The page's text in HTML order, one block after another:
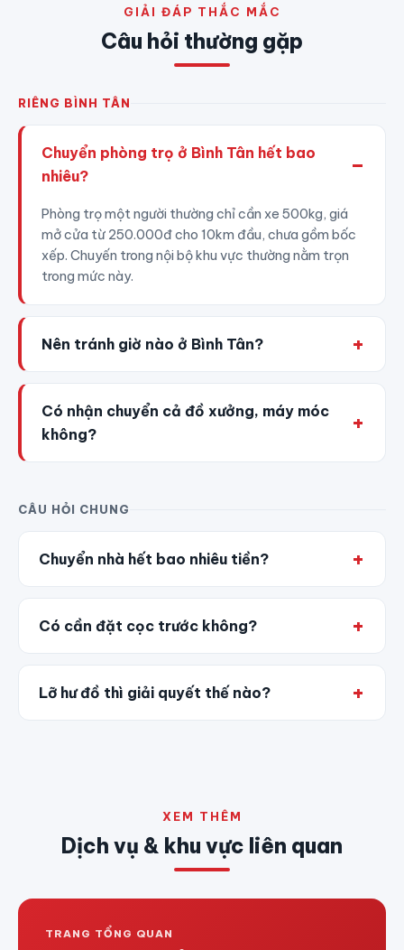
GIẢI ĐÁP THẮC MẮC
Câu hỏi thường gặp
RIÊNG BÌNH TÂN
Chuyển phòng trọ ở Bình Tân hết bao
nhiêu?
Phòng trọ một người thường chỉ cần xe 500kg, giá
mở cửa từ 250.000đ cho 10km đầu, chưa gồm bốc
xếp. Chuyến trong nội bộ khu vực thường nằm trọn
trong mức này.
Nên tránh giờ nào ở Bình Tân?
Có nhận chuyển cả đồ xưởng, máy móc
không?
CÂU HỎI CHUNG
Chuyển nhà hết bao nhiêu tiền?
Có cần đặt cọc trước không?
Lỡ hư đồ thì giải quyết thế nào?
XEM THÊM
Dịch vụ & khu vực liên quan
TRANG TỔNG QUAN